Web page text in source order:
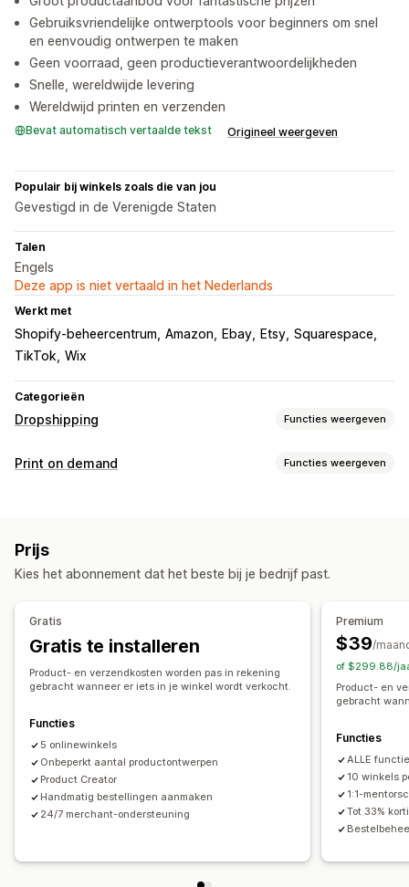
Gebruiksvriendelijke ontwerptools voor beginners om snel
en eenvoudig ontwerpen te maken
Geen voorraad, geen productieverantwoordelijkheden
Snelle, wereldwijde levering
Wereldwijd printen en verzenden
Bevat automatisch vertaalde tekst Origineel weergeven
Populair bij winkels zoals die van jou
Gevestigd in de Verenigde Staten
Talen
Engels
Deze app is niet vertaald in het Nederlands
Werkt met
Shopify-beheercentrum Amazon Ebay Etsy Squarespace
TikTok Wix
Categorieën
Dropshipping Functies weergeven
Producten die je kunt verkopen
Automotive
Australië
Tsjechië
Verenigd Koninkrijk
Verenigde Staten
Print on demand Functies weergeven
Personalisering
Huisdierproducten Muurkunst Milieuvriendelijk
Verzendopties
White label Bulkverzending Milieuvriendelijke verzending
Wereldwijde fulfilment
Prijs
Kies het abonnement dat het beste bij je bedrijf past.
Gratis
Gratis te installeren
Product- en verzendkosten worden pas in rekening
gebracht wanneer er iets in je winkel wordt verkocht.
Functies
5 onlinewinkels
Onbeperkt aantal productontwerpen
Product Creator
Handmatig bestellingen aanmaken
24/7 merchant-ondersteuning
Premium
$39/
of $299.88/
Product- en
gebracht
Functies
ALLE
10 winkels
1:1-
Tot 33%